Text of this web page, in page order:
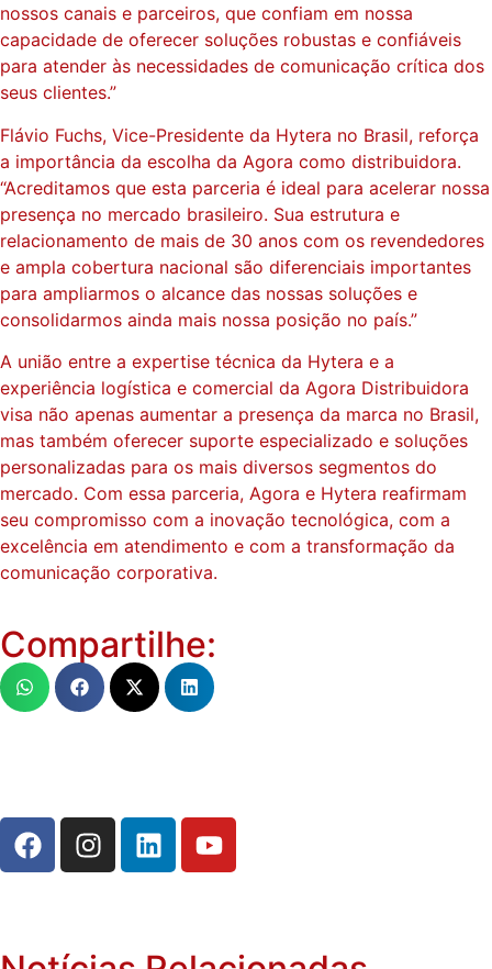
nossos canais e parceiros, que confiam em nossa
capacidade de oferecer soluções robustas e confiáveis
para atender às necessidades de comunicação crítica dos
seus clientes.”
Flávio Fuchs, Vice-Presidente da Hytera no Brasil, reforça
a importância da escolha da Agora como distribuidora.
“Acreditamos que esta parceria é ideal para acelerar nossa
presença no mercado brasileiro. Sua estrutura e
relacionamento de mais de 30 anos com os revendedores
e ampla cobertura nacional são diferenciais importantes
para ampliarmos o alcance das nossas soluções e
consolidarmos ainda mais nossa posição no país.”
A união entre a expertise técnica da Hytera e a
experiência logística e comercial da Agora Distribuidora
visa não apenas aumentar a presença da marca no Brasil,
mas também oferecer suporte especializado e soluções
personalizadas para os mais diversos segmentos do
mercado. Com essa parceria, Agora e Hytera reafirmam
seu compromisso com a inovação tecnológica, com a
excelência em atendimento e com a transformação da
comunicação corporativa.
Compartilhe: